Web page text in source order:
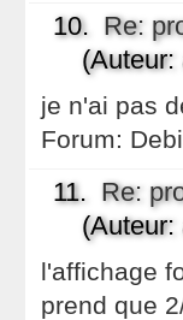
10. Re:
(Auteur:
je n'ai pas
Forum:
11. Re:
(Auteur:
l'affichage
prend que